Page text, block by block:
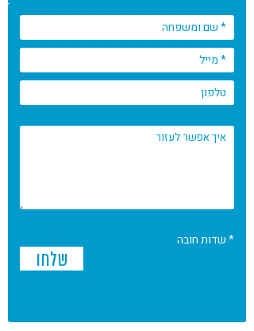
* שדות חובה